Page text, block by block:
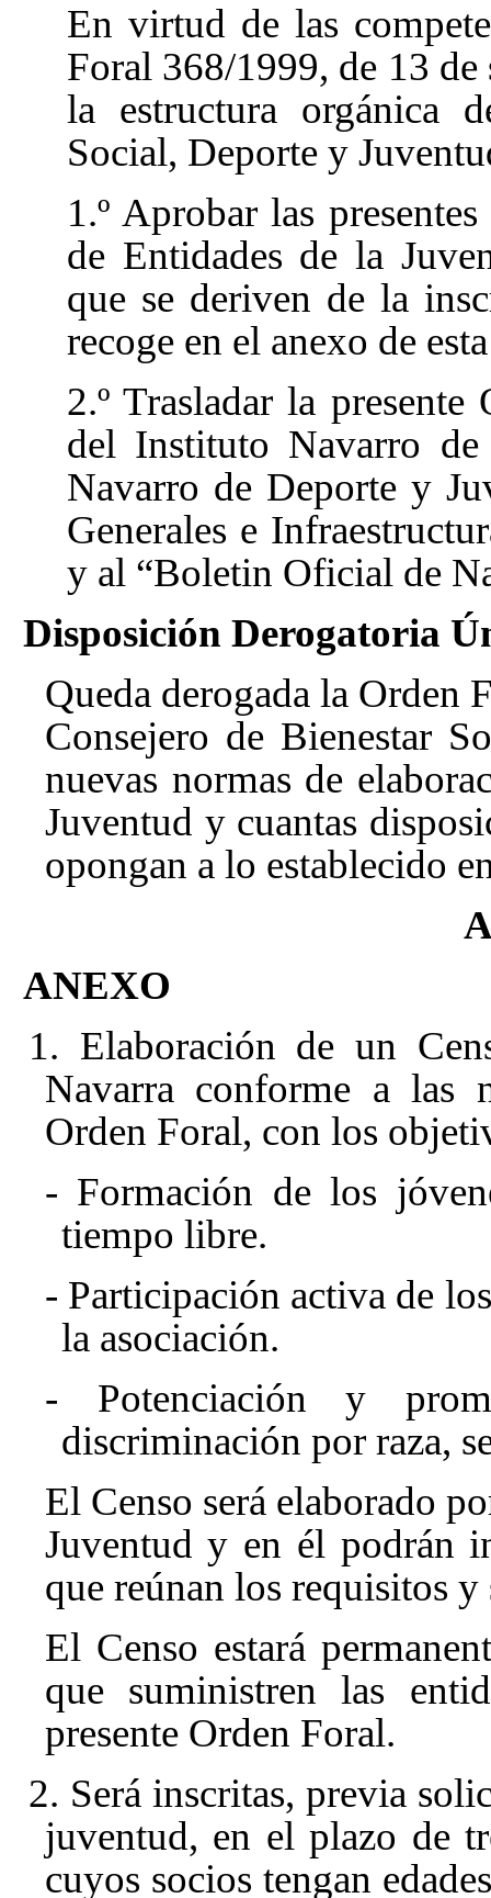
En virtud de las
Foral 368/1999, de 13 de
la estructura orgánica
Social, Deporte y
1.º Aprobar las
de Entidades de la
que se deriven de la
recoge en el anexo de
2.º Trasladar la
del Instituto Navarro
Navarro de Deporte y
Generales e
y al “Boletin Oficial de
Disposición Derogatoria
Queda derogada la Orden
Consejero de Bienestar
nuevas normas de
Juventud y cuantas
opongan a lo establecido
ANEXO
1. Elaboración de un
Navarra conforme a las
Orden Foral, con los
- Formación de los
tiempo libre.
- Participación activa de
la asociación.
- Potenciación y
discriminación por raza,
El Censo será elaborado
Juventud y en él podrán
que reúnan los requisitos
El Censo estará
que suministren las
presente Orden Foral.
2. Será inscritas, previa
juventud, en el plazo de
cuyos socios tengan